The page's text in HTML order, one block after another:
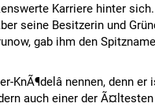
Karriere hinter
seine Besitzerin und
gab ihm den
KnÃ¶delâ nennen, denn
auch einer der